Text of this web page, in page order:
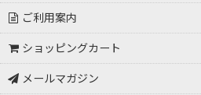
ご利用案内
ショッピングカート
メールマガジン